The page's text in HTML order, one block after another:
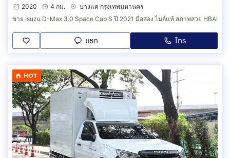
2020
4 กม.
บางแค กรุงเทพมหานคร
ขาย Isuzu D-Max 3.0 Space Cab S ปี 2021 มือสอง ไมล์แท้ สภาพสวย HBAI
แชท โทร
HOT